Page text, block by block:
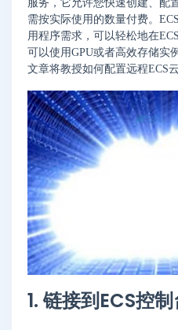
服务，它允许您快速创建、配
需按实际使用的数量付费。
用程序需求，可以轻松地在
可以使用GPU或者高效存储实
文章将教授如何配置远程ECS
1. 链接到ECS控